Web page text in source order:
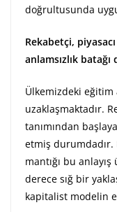
doğrultusunda
Rekabetçi,
anlamsızlık
Ülkemizdeki eğitim
uzaklaşmaktadır.
tanımından
etmiş durumdadır.
mantığı bu
derece sığ bir
kapitalist modelin